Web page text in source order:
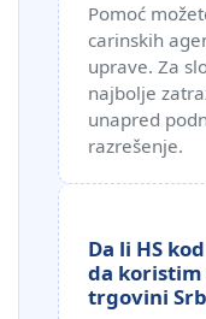
Pomoć
carinskih
uprave. Za
najbolje
unapred
razrešenje.
Da li HS
da koristim
trgovini